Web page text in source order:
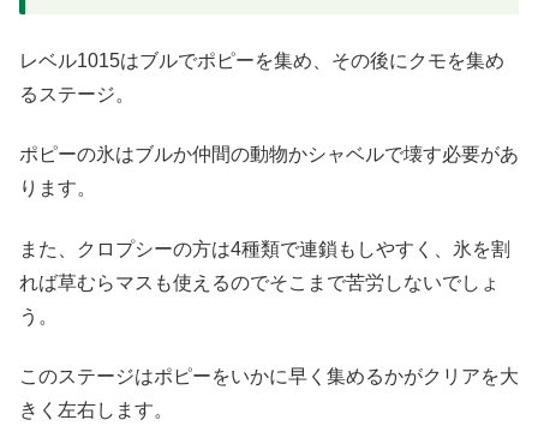
レベル1015はブルでポピーを集め、その後にクモを集め
るステージ。
ポピーの氷はブルか仲間の動物かシャベルで壊す必要があ
ります。
また、クロプシーの方は4種類で連鎖もしやすく、氷を割
れば草むらマスも使えるのでそこまで苦労しないでしょ
う。
このステージはポピーをいかに早く集めるかがクリアを大
きく左右します。